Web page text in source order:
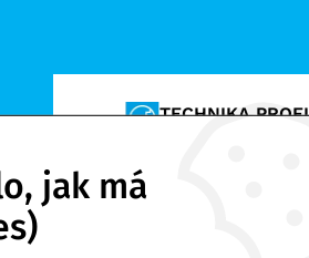
TECHNIKA PROFI
jak má